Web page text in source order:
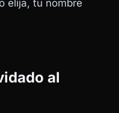
elija, tu nombre
al